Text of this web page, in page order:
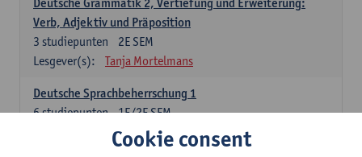
Verb, Adjektiv und Präposition
2E SEM
3 studiepunten
Lesgever(s):
Tanja Mortelmans
Deutsche Sprachbeherrschung 1
1E/2E SEM
6studiepunten
Tanja Mortelmans Alex Haider
Cookie consent